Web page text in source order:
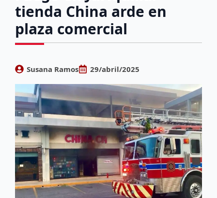
tienda China arde en
plaza comercial
Susana Ramos 29/abril/2025